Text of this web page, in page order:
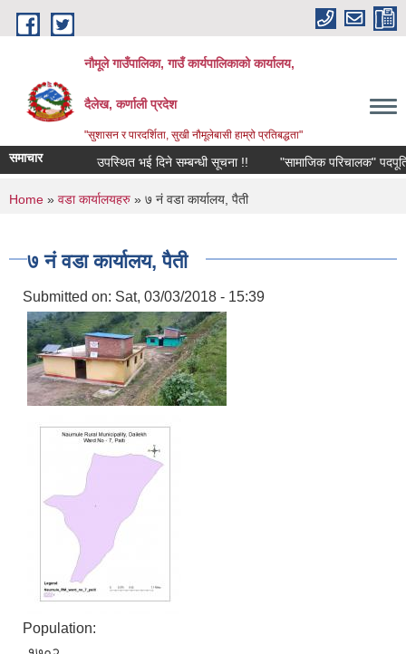
Skip to main content
नौमूले गाउँपालिका, गाउँ कार्यपालिकाको कार्यालय,
दैलेख, कर्णाली प्रदेश
"सुशासन र पारदर्शिता, सुखी नौमूलेबासी हाम्रो प्रतिबद्धता"
समाचार उपस्थित भई दिने सम्बन्धी सूचना !! "सामाजिक परिचालक" पदपूर्तिको
You are here
Home » वडा कार्यालयहरु » ७ नं वडा कार्यालय, पैती
७ नं वडा कार्यालय, पैती
Submitted on: Sat, 03/03/2018 - 15:39
Population: